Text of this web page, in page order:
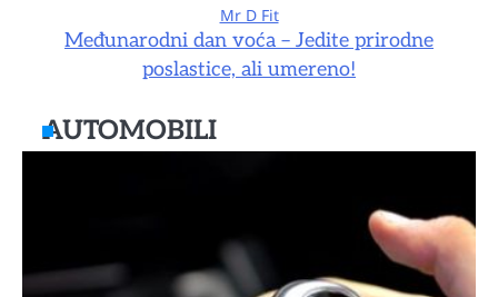
Mr D Fit
Međunarodni dan voća – Jedite prirodne
poslastice, ali umereno!
AUTOMOBILI